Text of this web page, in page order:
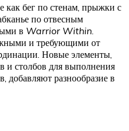
как бег по стенам, прыжки с
по отвесным
в Warrior Within
и требующими от
Новые элементы,
и столбов для выполнения
добавляют разнообразие в